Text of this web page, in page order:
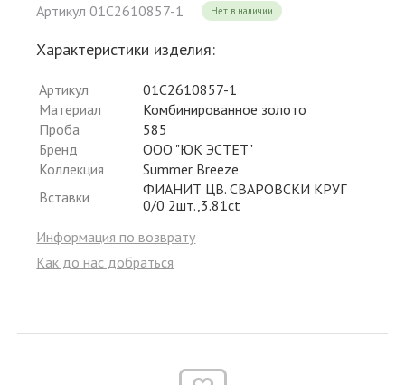
Артикул 01С2610857-1 Нет в наличии
Характеристики изделия:
Артикул
01С2610857-1
Материал
Комбинированное золото
Проба
585
Бренд
ООО "ЮК ЭСТЕТ"
Коллекция
Summer Breeze
Вставки
ФИАНИТ ЦВ. СВАРОВСКИ КРУГ
0/0 2шт.,3.81ct
Информация по возврату
Как до нас добраться